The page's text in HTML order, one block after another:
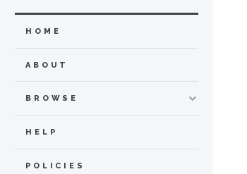
HOME
ABOUT
BROWSE
HELP
POLICIES